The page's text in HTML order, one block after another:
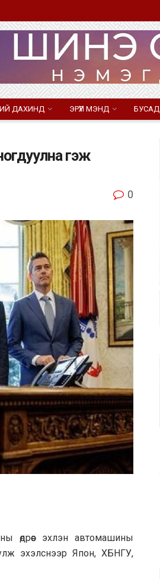
ДАХИНД ЭРҮҮЛ МЭНД БУСАД
гэж
0
өдрөөс эхлэн автомашины
эхэлснээр Япон, ХБНГУ,